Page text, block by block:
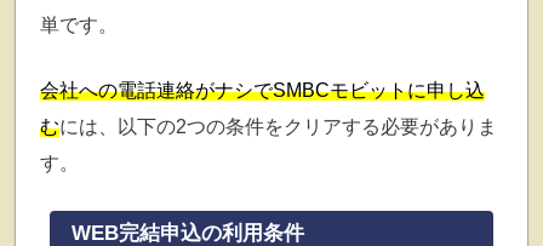
単です。
会社への電話連絡がナシでSMBCモビットに申し込
むには、以下の2つの条件をクリアする必要がありま
す。
WEB完結申込の利用条件